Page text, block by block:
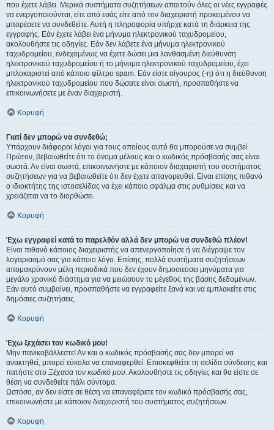
που έχετε λάβει. Μερικά συστήματα συζητήσεων απαιτούν όλες οι νέες εγγραφές
να ενεργοποιούνται, είτε από εσάς είτε από τον διαχειριστή προκειμένου να
μπορέσετε να συνδεθείτε. Αυτή η πληροφορία υπήρχε κατά τη διάρκεια της
εγγραφής. Εάν έχετε λάβει ένα μήνυμα ηλεκτρονικού ταχυδρομείου,
ακολουθήστε τις οδηγίες. Εάν δεν λάβετε ένα μήνυμα ηλεκτρονικού
ταχυδρομείου, ενδεχομένως να έχετε δώσει μια λανθασμένη διεύθυνση
ηλεκτρονικού ταχυδρομείου ή το μήνυμα ηλεκτρονικού ταχυδρομείου, έχει
μπλοκαριστεί από κάποιο φίλτρο spam. Εάν είστε σίγουρος (-η) ότι η διεύθυνση
ηλεκτρονικού ταχυδρομείου που δώσατε είναι σωστή, προσπαθήστε να
επικοινωνήσετε με έναν διαχειριστή.
Κορυφή
Γιατί δεν μπορώ να συνδεθώ;
Υπάρχουν διάφοροι λόγοι για τους οποίους αυτό θα μπορούσε να συμβεί.
Πρώτον, βεβαιωθείτε ότι το όνομα μέλους και ο κωδικός πρόσβασής σας είναι
σωστά. Αν είναι σωστά, επικοινωνήστε με κάποιον διαχειριστή του συστήματος
συζητήσεων για να βεβαιωθείτε ότι δεν έχετε απαγορευθεί. Είναι επίσης πιθανό
ο ιδιοκτήτης της ιστοσελίδας να έχει κάποιο σφάλμα στις ρυθμίσεις και να
χρειάζεται να το διορθώσει.
Κορυφή
Έχω εγγραφεί κατά το παρελθόν αλλά δεν μπορώ να συνδεθώ πλέον!
Είναι πιθανό κάποιος διαχειριστής να απενεργοποίησε ή να διέγραψε τον
λογαριασμό σας για κάποιο λόγο. Επίσης, πολλά συστήματα συζητήσεων
απομακρύνουν μέλη περιοδικά που δεν έχουν δημοσιεύσει μηνύματα για
μεγάλο χρονικό διάστημα για να μειώσουν το μέγεθος της βάσης δεδομένων.
Εάν αυτό συμβαίνει, προσπαθήστε να εγγραφείτε ξανά και να εμπλακείτε στις
δημόσιες συζητήσεις.
Κορυφή
Έχω ξεχάσει τον κωδικό μου!
Μην πανικοβάλλεστε! Αν και ο κωδικός πρόσβασής σας δεν μπορεί να
ανακτηθεί, μπορεί εύκολα να επαναφερθεί. Επισκεφθείτε τη σελίδα σύνδεσης και
πατήστε στο Ξέχασα τον κωδικό μου. Ακολουθήστε τις οδηγίες και θα είστε σε
θέση να συνδεθείτε πάλι σύντομα.
Ωστόσο, αν δεν είστε σε θέση να επαναφέρετε τον κωδικό πρόσβασής σας,
επικοινωνήστε με κάποιον διαχειριστή του συστήματος συζητήσεων.
Κορυφή